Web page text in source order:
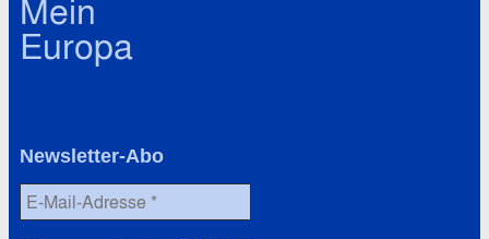
Mein
Europa
Newsletter-Abo